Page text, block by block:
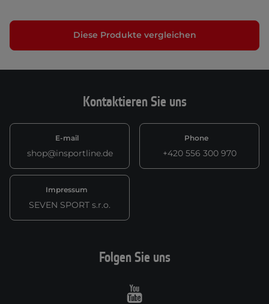
Diese Produkte vergleichen
Kontaktieren Sie uns
E-mail
shop@insportline.de
Phone
+420 556 300 970
Impressum
SEVEN SPORT s.r.o.
Folgen Sie uns
Youtube